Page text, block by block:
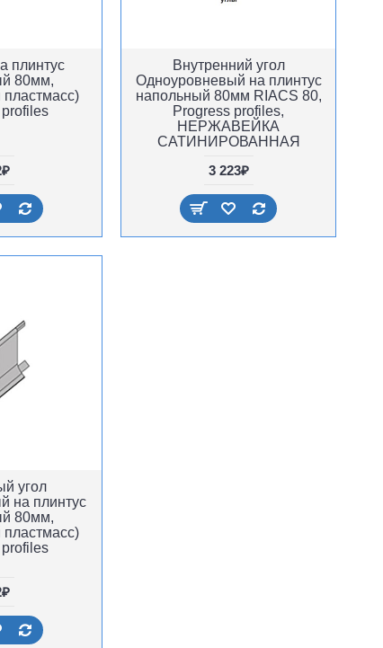
плинтус
80мм,
Внутренний угол
Одноуровневый на плинтус
напольный 80мм RIACS 80,
Progress profiles,
НЕРЖАВЕЙКА
САТИНИРОВАННАЯ
3 223₽
угол
на плинтус
80мм,